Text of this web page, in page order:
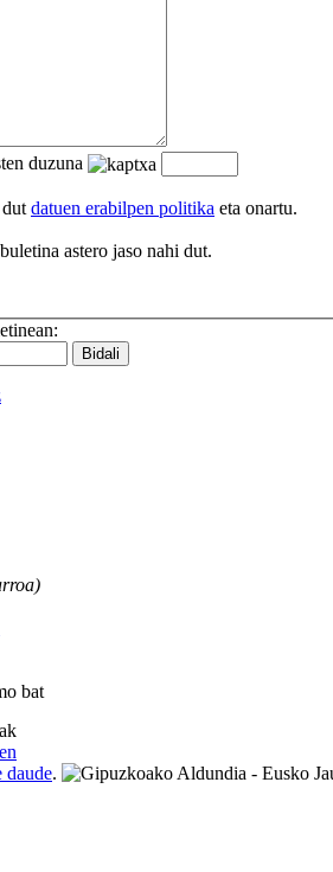
duzuna
datuen erabilpen politika eta onartu.
astero jaso nahi dut.
)
bat
daude.